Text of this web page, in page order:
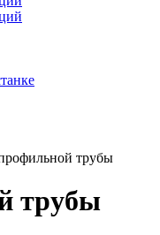
трубы
трубы